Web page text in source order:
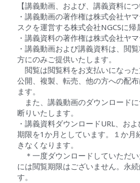
【講義動画、および、講義資料につ
・講義動画の著作権は株式会社ヤ
スクを運営する株式会社NGCSに帰
・講義資料の著作権は株式会社ヤマ
・講義動画および講義資料は、閲
方にのみご提供いたします。
閲覧は閲覧料をお支払いになった
公開、複製、転売、他の方への配
ます。
また、講義動画のダウンロード
断りいたします。
・講義資料ダウンロードURL、お
期限を1か月としています。１か月
きなくなります。
＊一度ダウンロードしていただ
には閲覧期限はございません。永
す。